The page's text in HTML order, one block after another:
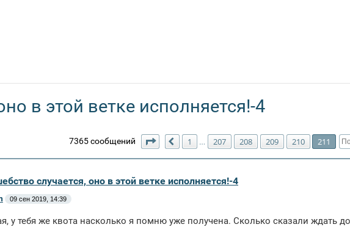
в этой ветке исполняется!-4
7365 сообщений Страница 211 из211
Пред.
1 … 207 208 209 210 211
случается, оно в этой ветке исполняется!-4
09 сен 2019, 14:39
у тебя же квота насколько я помню уже получена. Сколько сказали ждать